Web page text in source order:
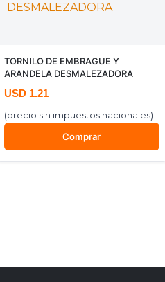
TORNILO DE EMBRAGUE Y
ARANDELA DESMALEZADORA
USD 1.21
(precio sin impuestos nacionales)
Comprar